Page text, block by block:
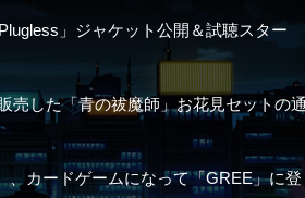
」ジャケット公開＆試聴スター
売した「青の祓魔師」お花見セットの
、カードゲームになって「GREE」に登